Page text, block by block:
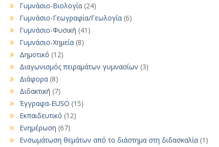
Γυμνάσιο-Βιολογία (24)
Γυμνάσιο-Γεωγραφία/Γεωλογία (6)
Γυμνάσιο-Φυσική (41)
Γυμνάσιο-Χημεία (8)
Δημοτικό (12)
Διαγωνισμός πειραμάτων γυμνασίων (3)
Διάφορα (8)
Διδακτική (7)
Έγγραφα-EUSO (15)
Εκπαιδευτικό (12)
Ενημέρωση (67)
Ενσωμάτωση θεμάτων από το διάστημα στη διδασκαλία (1)